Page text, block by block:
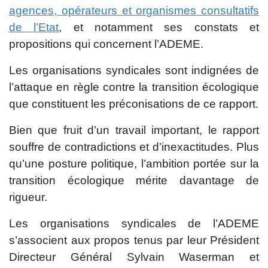
agences, opérateurs et organismes consultatifs
de l’Etat, et notamment ses constats et
propositions qui concernent l’ADEME.
Les organisations syndicales sont indignées de
l’attaque en règle contre la transition écologique
que constituent les préconisations de ce rapport.
Bien que fruit d’un travail important, le rapport
souffre de contradictions et d’inexactitudes. Plus
qu’une posture politique, l’ambition portée sur la
transition écologique mérite davantage de
rigueur.
Les organisations syndicales de l’ADEME
s’associent aux propos tenus par leur Président
Directeur Général Sylvain Waserman et